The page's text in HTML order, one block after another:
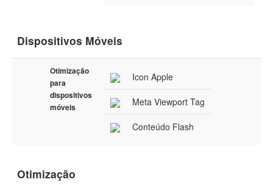
Dispositivos Móveis
Otimização
para
dispositivos
móveis
Icon Apple
Meta Viewport Tag
Conteúdo Flash
Otimização